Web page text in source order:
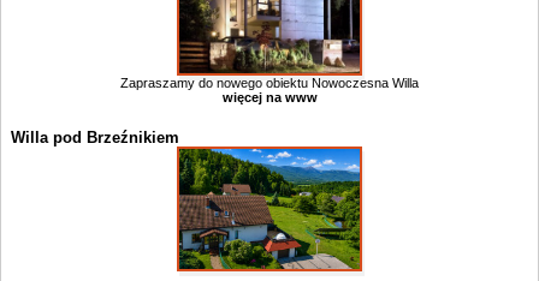
Zapraszamy do nowego obiektu Nowoczesna Willa
więcej na www
Willa pod Brzeźnikiem